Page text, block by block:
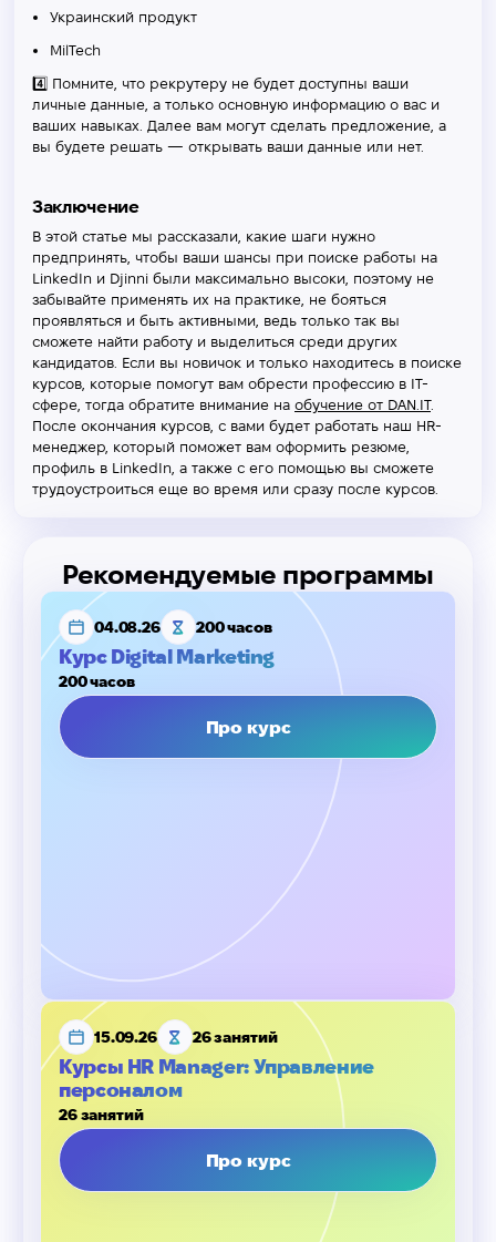
Украинский продукт
MilTech
4️⃣ Помните, что рекрутеру не будет доступны ваши
личные данные, а только основную информацию о вас и
ваших навыках. Далее вам могут сделать предложение, а
вы будете решать — открывать ваши данные или нет.
Заключение
В этой статье мы рассказали, какие шаги нужно
предпринять, чтобы ваши шансы при поиске работы на
LinkedIn и Djinni были максимально высоки, поэтому не
забывайте применять их на практике, не бояться
проявляться и быть активными, ведь только так вы
сможете найти работу и выделиться среди других
кандидатов. Если вы новичок и только находитесь в поиске
курсов, которые помогут вам обрести профессию в IT-
сфере, тогда обратите внимание на обучение от DAN.IT.
После окончания курсов, с вами будет работать наш HR-
менеджер, который поможет вам оформить резюме,
профиль в LinkedIn, а также с его помощью вы сможете
трудоустроиться еще во время или сразу после курсов.
Рекомендуемые программы
04.08.26 200 часов
Курс Digital Marketing
200 часов
Про курс
15.09.26 26 занятий
Курсы HR Manager: Управление
персоналом
26 занятий
Про курс